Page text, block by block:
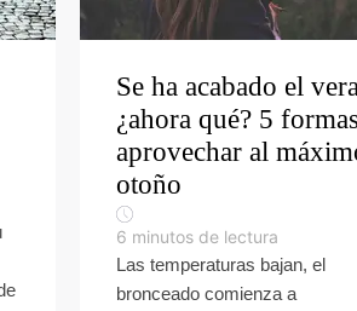
Se ha acabado el
¿ahora qué? 5
aprovechar al
otoño
6 minutos de lectura
Las temperaturas bajan, el
bronceado comienza a